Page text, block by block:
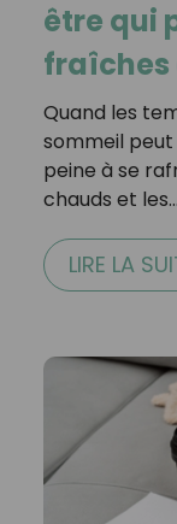
être qui
fraîches
Quand les
sommeil peut
peine à se
chauds et les…
LIRE LA